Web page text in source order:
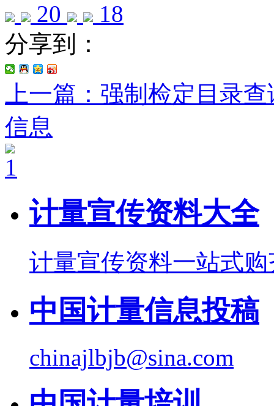
20
18
分享到：
上一篇：强制检定目录查
信息
计量宣传资料大全
计量宣传资料一站式购
中国计量信息投稿
chinajlbjb@sina.com